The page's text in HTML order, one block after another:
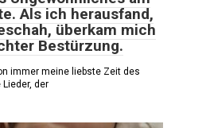
Als ich herausfand,
überkam mich
Bestürzung.
immer meine liebste Zeit des
der